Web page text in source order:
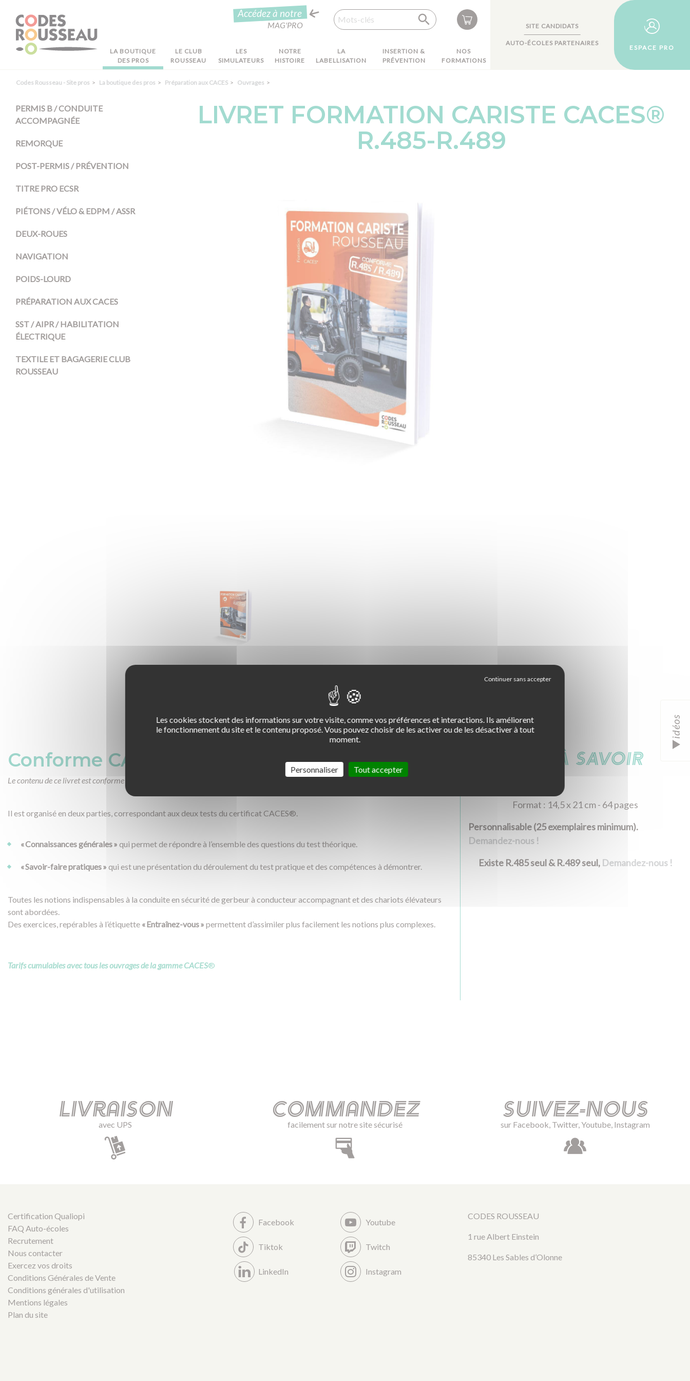
LA BOUTIQUE
DES PROS
LE CLUB
ROUSSEAU
LES
SIMULATEURS
NOTRE
HISTOIRE
LA
LABELLISATION
INSERTION &
PRÉVENTION
NOS
FORMATIONS
Accédez à notre
MAG'PRO
Recherche
SITE CANDIDATS
AUTO-ÉCOLES PARTENAIRES
ESPACE PRO
Codes Rousseau - Site pros La boutique des pros Préparation aux CACES Ouvrages
PERMIS B / CONDUITE
ACCOMPAGNÉE
REMORQUE
POST-PERMIS / PRÉVENTION
TITRE PRO ECSR
PIÉTONS / VÉLO & EDPM / ASSR
DEUX-ROUES
NAVIGATION
POIDS-LOURD
PRÉPARATION AUX CACES
SST / AIPR / HABILITATION
ÉLECTRIQUE
TEXTILE ET BAGAGERIE CLUB
ROUSSEAU
LIVRET FORMATION CARISTE CACES®
R.485-R.489
Conforme CACES® R.485-R.489
Le contenu de ce livret est conforme au référentiel des recommandations CACES® R.485 et R.489
Il est organisé en deux parties, correspondant aux deux tests du certificat CACES®.
« Connaissances générales » qui permet de répondre à l’ensemble des questions du test théorique.
« Savoir-faire pratiques » qui est une présentation du déroulement du test pratique et des compétences à démontrer.
Toutes les notions indispensables à la conduite en sécurité de gerbeur à conducteur accompagnant et des chariots élévateurs
sont abordées.
Des exercices, repérables à l’étiquette « Entraînez-vous » permettent d’assimiler plus facilement les notions plus complexes.
Tarifs cumulables avec tous les ouvrages de la gamme CACES®
BON À SAVOIR
Format : 14,5 x 21 cm - 64 pages
Personnalisable (25 exemplaires minimum).
Demandez-nous !
Existe R.485 seul & R.489 seul, Demandez-nous !
Livraison
avec UPS
Commandez
facilement sur notre site sécurisé
Suivez-nous
sur Facebook, Twitter, Youtube, Instagram
Certification Qualiopi
FAQ Auto-écoles
Recrutement
Nous contacter
Exercez vos droits
Conditions Générales de Vente
Conditions générales d'utilisation
Mentions légales
Plan du site
Facebook Youtube
Tiktok Twitch
LinkedIn Instagram
CODES ROUSSEAU
1 rue Albert Einstein
85340 Les Sables d’Olonne
idéos
Les cookies stockent des informations sur votre visite, comme vos préférences et interactions. Ils améliorent
le fonctionnement du site et le contenu proposé. Vous pouvez choisir de les activer ou de les désactiver à tout
moment.
Tout accepter
Personnaliser